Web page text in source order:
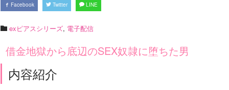
Facebook Twitter LINE
exピアスシリーズ, 電子配信
借金地獄から底辺のSEX奴隷に堕ちた男
内容紹介